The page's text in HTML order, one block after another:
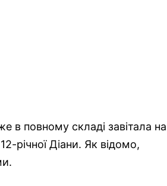
в повному складі завітала на
річної Діани. Як відомо,